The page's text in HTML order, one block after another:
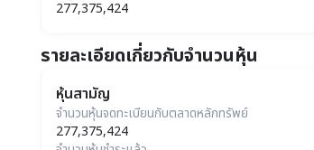
277,375,424
รายละเอียดเกี่ยวกับจำนวนหุ้น
หุ้นสามัญ
จำนวนหุ้นจดทะเบียนกับตลาดหลักทรัพย์
277,375,424